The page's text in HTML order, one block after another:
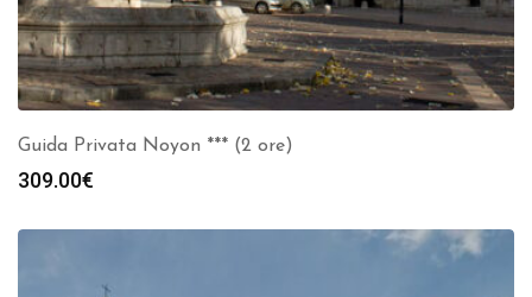
Guida Privata Noyon *** (2 ore)
309.00€